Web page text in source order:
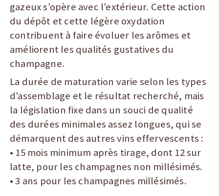
gazeux s’opère avec l’extérieur. Cette action
du dépôt et cette légère oxydation
contribuent à faire évoluer les arômes et
améliorent les qualités gustatives du
champagne.
La durée de maturation varie selon les types
d’assemblage et le résultat recherché, mais
la législation fixe dans un souci de qualité
des durées minimales assez longues, qui se
démarquent des autres vins effervescents :
• 15 mois minimum après tirage, dont 12 sur
latte, pour les champagnes non millésimés.
• 3 ans pour les champagnes millésimés.